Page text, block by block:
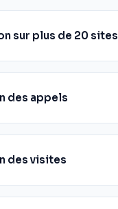
sur plus de 20 sites
des appels
des visites